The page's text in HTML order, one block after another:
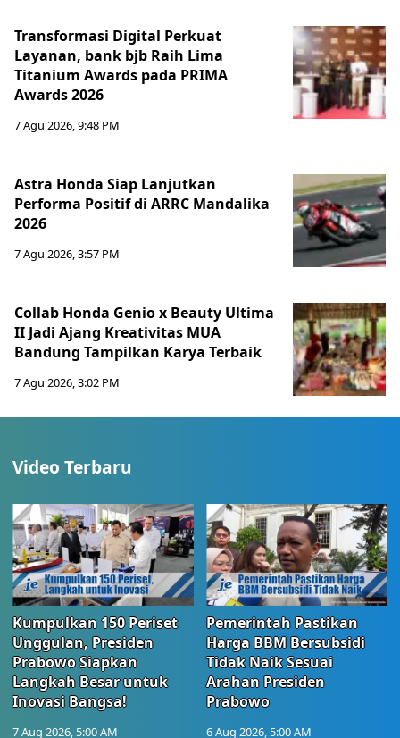
Transformasi Digital Perkuat
Layanan, bank bjb Raih Lima
Titanium Awards pada PRIMA
Awards 2026
7 Agu 2026, 9:48 PM
Astra Honda Siap Lanjutkan
Performa Positif di ARRC Mandalika
2026
7 Agu 2026, 3:57 PM
Collab Honda Genio x Beauty Ultima
II Jadi Ajang Kreativitas MUA
Bandung Tampilkan Karya Terbaik
7 Agu 2026, 3:02 PM
Video Terbaru
Kumpulkan 150 Periset
Unggulan, Presiden
Prabowo Siapkan
Langkah Besar untuk
Inovasi Bangsa!
7 Aug 2026, 5:00 AM
Pemerintah Pastikan
Harga BBM Bersubsidi
Tidak Naik Sesuai
Arahan Presiden
Prabowo
6 Aug 2026, 5:00 AM